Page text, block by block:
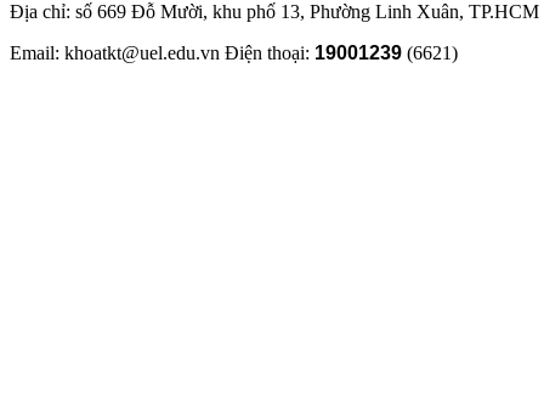
Địa chỉ: số 669 Đỗ Mười, khu phố 13, Phường Linh Xuân, TP.HCM
Email: khoatkt@uel.edu.vn Điện thoại: 19001239 (6621)